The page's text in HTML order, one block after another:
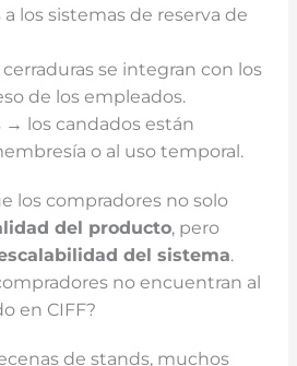
los sistemas de reserva de
se integran con los
de los empleados.
→ los candados están
o al uso temporal.
los compradores no solo
del producto, pero
del sistema.
no encuentran al
en CIFF?
de stands, muchos